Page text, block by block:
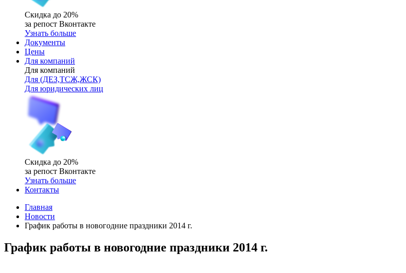
Скидка до 20%
за репост Вконтакте
Узнать больше
Документы
Цены
Для компаний
Для компаний
Для (ДЕЗ,ТСЖ,ЖСК)
Для юридических лиц
Скидка до 20%
за репост Вконтакте
Узнать больше
Контакты
Главная
Новости
График работы в новогодние праздники 2014 г.
График работы в новогодние праздники 2014 г.